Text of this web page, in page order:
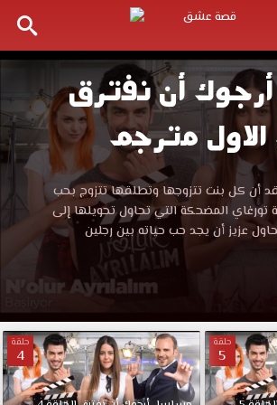
مسلسل
أرجوك
نفترق
الاول
مترجم
أن نفترق
مترجم
مسلسل
أرجوك
نفترق
الاول
قصة
عشق
باكثر
من
أن كل بنت تتزوجها وتطلقها تتزوج بحب
المضحكة التي تحاول تحويلها إلى
حلقة
5
حلقة
4